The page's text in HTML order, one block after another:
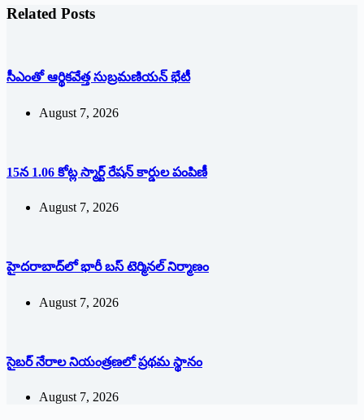
Related Posts
సీఎంతో ఆర్థికవేత్త సుబ్రమణియన్ భేటీ
August 7, 2026
15న 1.06 కోట్ల స్మార్ట్ రేషన్ కార్డుల పంపిణీ
August 7, 2026
హైదరాబాద్‌లో భారీ బస్‌ ‌టెర్మినల్‌ ‌నిర్మాణం
August 7, 2026
సైబర్ నేరాల నియంత్రణలో ప్రథమ స్థానం
August 7, 2026